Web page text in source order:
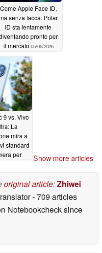
Come Apple Face ID,
senza tacca: Polar
ID sta lentamente
pronto per
il mercato 05/05/2026
9 vs. Vivo
La
mira a
standard
per
Show more articles
original article:Zhiwei
- 709 articles
Notebookchecksince